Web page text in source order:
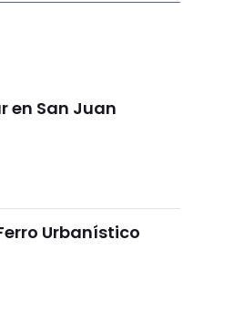
en San Juan
Urbanístico